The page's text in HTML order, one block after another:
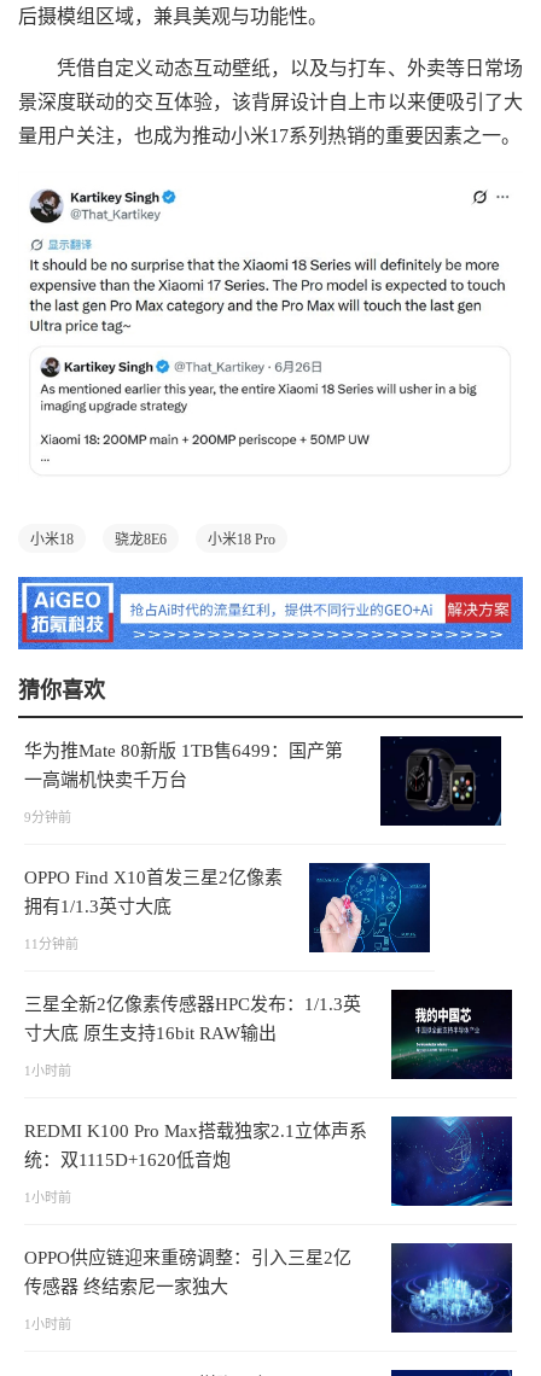
后摄模组区域，兼具美观与功能性。
凭借自定义动态互动壁纸，以及与打车、外卖等日常场
景深度联动的交互体验，该背屏设计自上市以来便吸引了大
量用户关注，也成为推动小米17系列热销的重要因素之一。
小米18 骁龙8E6 小米18 Pro
猜你喜欢
华为推Mate 80新版 1TB售6499：国产第
一高端机快卖千万台
9分钟前
OPPO Find X10首发三星2亿像素
拥有1/1.3英寸大底
11分钟前
三星全新2亿像素传感器HPC发布：1/1.3英
寸大底 原生支持16bit RAW输出
1小时前
REDMI K100 Pro Max搭载独家2.1立体声系
统：双1115D+1620低音炮
1小时前
OPPO供应链迎来重磅调整：引入三星2亿
传感器 终结索尼一家独大
1小时前